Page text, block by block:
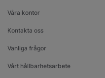
Våra kontor
Kontakta oss
Vanliga frågor
Vårt hållbarhetsarbete